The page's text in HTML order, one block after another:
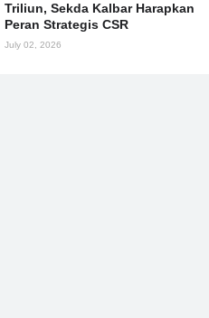
Triliun, Sekda Kalbar Harapkan
Peran Strategis CSR
July 02, 2026